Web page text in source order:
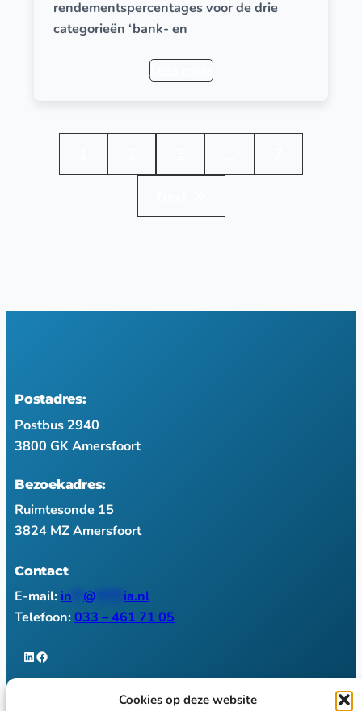
Cookies op deze website
rendementspercentages voor de drie
categorieën ‘bank- en
Postadres:
Postbus 2940
3800 GK Amersfoort
Bezoekadres:
Ruimtesonde 15
3824 MZ Amersfoort
Contact
E-mail: in @
ia.nl
Telefoon:033 – 461 71 05
LinkedIn Facebook